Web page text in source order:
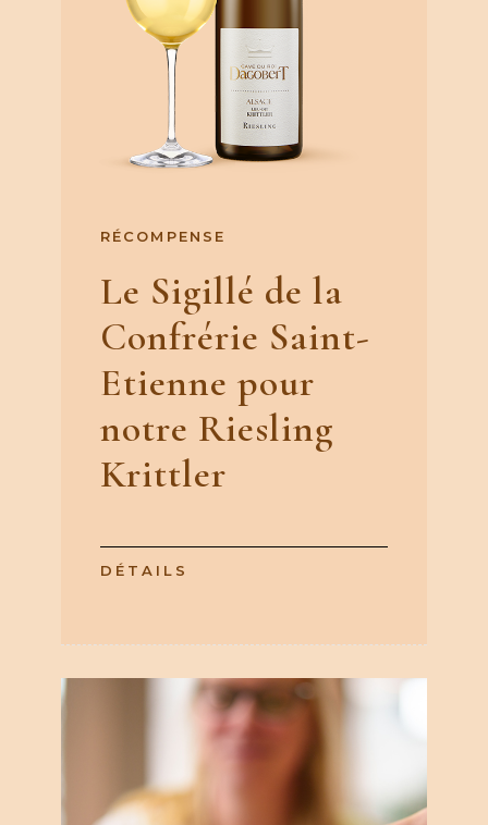
RÉCOMPENSE
Le Sigillé de la
Confrérie Saint-
Etienne pour
notre Riesling
Krittler
DÉTAILS